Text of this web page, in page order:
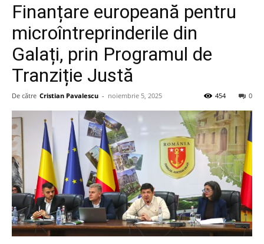
Finanțare europeană pentru
microîntreprinderile din
Galați, prin Programul de
Tranziție Justă
De către Cristian Pavalescu - noiembrie 5, 2025 0
454